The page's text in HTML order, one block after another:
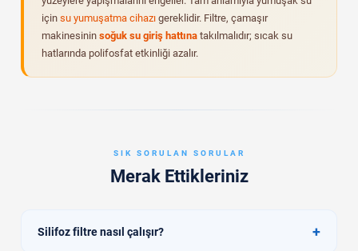
için su yumuşatma cihazı gereklidir. Filtre, çamaşır
makinesinin soğuk su giriş hattına takılmalıdır; sıcak su
hatlarında polifosfat etkinliği azalır.
SIK SORULAN SORULAR
Merak Ettikleriniz
Silifoz filtre nasıl çalışır? +